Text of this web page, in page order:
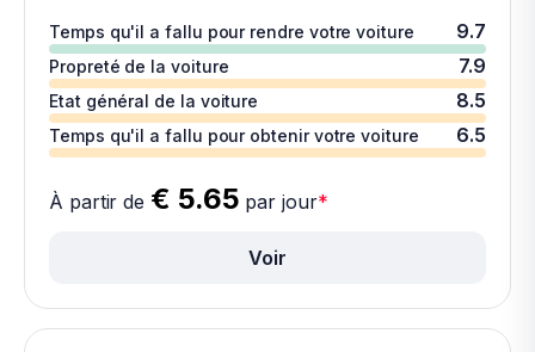
Temps qu'il a fallu pour rendre votre voiture 9.7
Propreté de la voiture 7.9
Etat général de la voiture 8.5
Temps qu'il a fallu pour obtenir votre voiture 6.5
À partir de € 5.65 par jour*
Voir